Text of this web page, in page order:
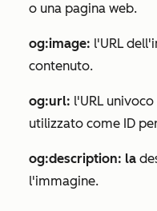
o una pagina web.
og:image: l'URL
contenuto.
og:url: l'URL
utilizzato come ID
og:description: la
l'immagine.